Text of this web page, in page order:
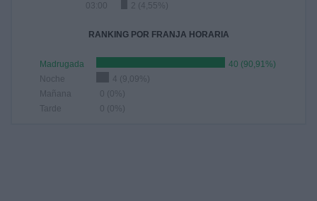
03:00
2 (4,55%)
RANKING POR FRANJA HORARIA
Madrugada
40 (90,91%)
Noche
4 (9,09%)
Mañana
0 (0%)
Tarde
0 (0%)